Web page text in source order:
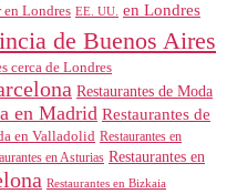
en Londres EE. UU. en Londres
de Buenos Aires
cerca de Londres
Restaurantes de Moda
en Madrid Restaurantes de
en Valladolid Restaurantes en
en Asturias Restaurantes en
Restaurantes en Bizkaia